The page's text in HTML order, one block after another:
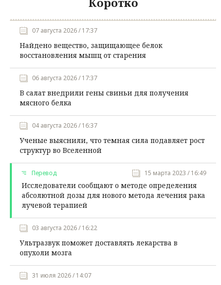
07 августа 2026 / 17:37
Найдено вещество, защищающее белок
восстановления мышц от старения
06 августа 2026 / 17:37
В салат внедрили гены свиньи для получения
мясного белка
04 августа 2026 / 16:37
Ученые выяснили, что темная сила подавляет рост
структур во Вселенной
Перевод 15 марта 2023 / 16:49
Исследователи сообщают о методе определения
абсолютной дозы для нового метода лечения рака
лучевой терапией
03 августа 2026 / 16:22
Ультразвук поможет доставлять лекарства в
опухоли мозга
31 июля 2026 / 14:07